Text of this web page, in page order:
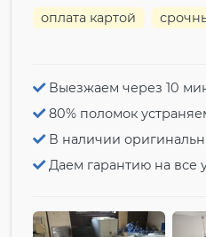
оплата картой
Выезжаем через 10 минут
80% поломок
В наличии
Даем гарантию на все